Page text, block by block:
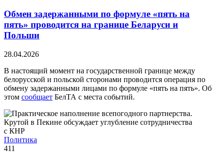
Обмен задержанными по формуле «пять на
пять» проводится на границе Беларуси и
Польши
28.04.2026
В настоящий момент на государственной границе между
белорусской и польской сторонами проводится операция по
обмену задержанными лицами по формуле «пять на пять». Об
этом сообщает БелТА с места событий.
Политика
411